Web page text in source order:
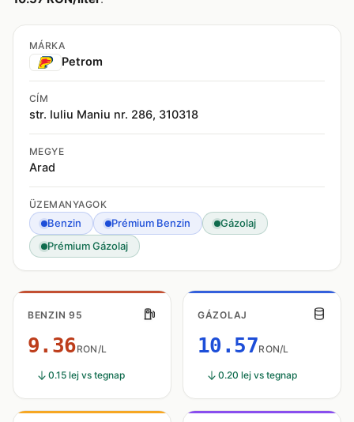
MÁRKA
Petrom
CÍM
str. Iuliu Maniu nr. 286, 310318
MEGYE
Arad
ÜZEMANYAGOK
Benzin Prémium Benzin
Gázolaj
Prémium Gázolaj
BENZIN 95
9.36RON/L
0.15 lej vs tegnap
GÁZOLAJ
10.57RON/L
0.20 lej vs tegnap